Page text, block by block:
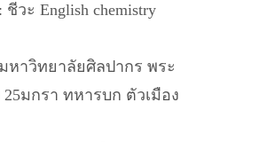
วะ English chemistry
หาวิทยาลัยศิลปากร พระ
25มกรา ทหารบก ตัวเมือง